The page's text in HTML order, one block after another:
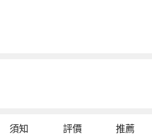
須知 評價 推薦